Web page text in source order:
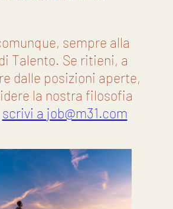
sempre alla
Talento. Se ritieni, a
dalle posizioni aperte,
la nostra filosofia
scrivi a job@m31.com